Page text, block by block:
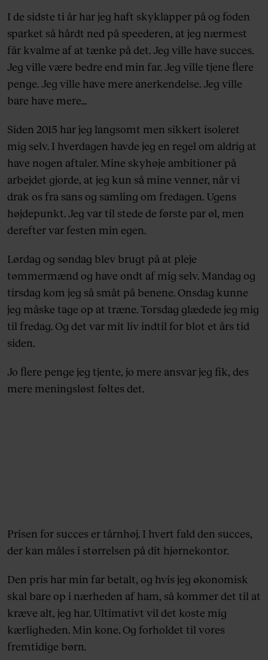
I de sidste ti år har jeg haft skyklapper på og foden
sparket så hårdt ned på speederen, at jeg nærmest
får kvalme af at tænke på det. Jeg ville have succes.
Jeg ville være bedre end min far. Jeg ville tjene flere
penge. Jeg ville have mere anerkendelse. Jeg ville
bare have mere…
Siden 2015 har jeg langsomt men sikkert isoleret
mig selv. I hverdagen havde jeg en regel om aldrig at
have nogen aftaler. Mine skyhøje ambitioner på
arbejdet gjorde, at jeg kun så mine venner, når vi
drak os fra sans og samling om fredagen. Ugens
højdepunkt. Jeg var til stede de første par øl, men
derefter var festen min egen.
Lørdag og søndag blev brugt på at pleje
tømmermænd og have ondt af mig selv. Mandag og
tirsdag kom jeg så småt på benene. Onsdag kunne
jeg måske tage op at træne. Torsdag glædede jeg mig
til fredag. Og det var mit liv indtil for blot et års tid
siden.
Jo flere penge jeg tjente, jo mere ansvar jeg fik, des
mere meningsløst føltes det.
Prisen for succes er tårnhøj. I hvert fald den succes,
der kan måles i størrelsen på dit hjørnekontor.
Den pris har min far betalt, og hvis jeg økonomisk
skal bare op i nærheden af ham, så kommer det til at
kræve alt, jeg har. Ultimativt vil det koste mig
kærligheden. Min kone. Og forholdet til vores
fremtidige børn.